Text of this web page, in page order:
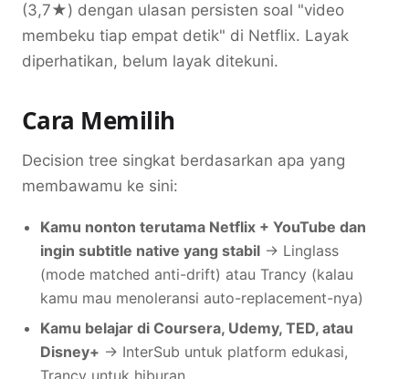
(3,7★) dengan ulasan persisten soal "video
membeku tiap empat detik" di Netflix. Layak
diperhatikan, belum layak ditekuni.
Cara Memilih
Decision tree singkat berdasarkan apa yang
membawamu ke sini:
Kamu nonton terutama Netflix + YouTube dan
ingin subtitle native yang stabil → Linglass
(mode matched anti-drift) atau Trancy (kalau
kamu mau menoleransi auto-replacement-nya)
Kamu belajar di Coursera, Udemy, TED, atau
Disney+ → InterSub untuk platform edukasi,
Trancy untuk hiburan